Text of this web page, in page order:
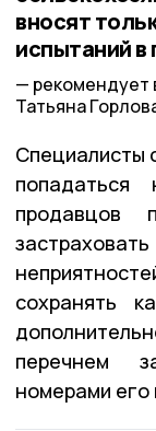
вносят
испытаний в
рекомендует
Татьяна
Специалисты
попадаться
продавцов
сохранять
перечнем
номерами его